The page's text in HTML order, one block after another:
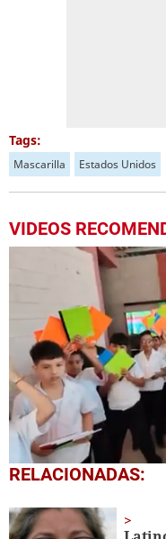
Tags:
Mascarilla Estados Unidos
VIDEOS
0
seconds
1
minute,
RELACIONADAS: